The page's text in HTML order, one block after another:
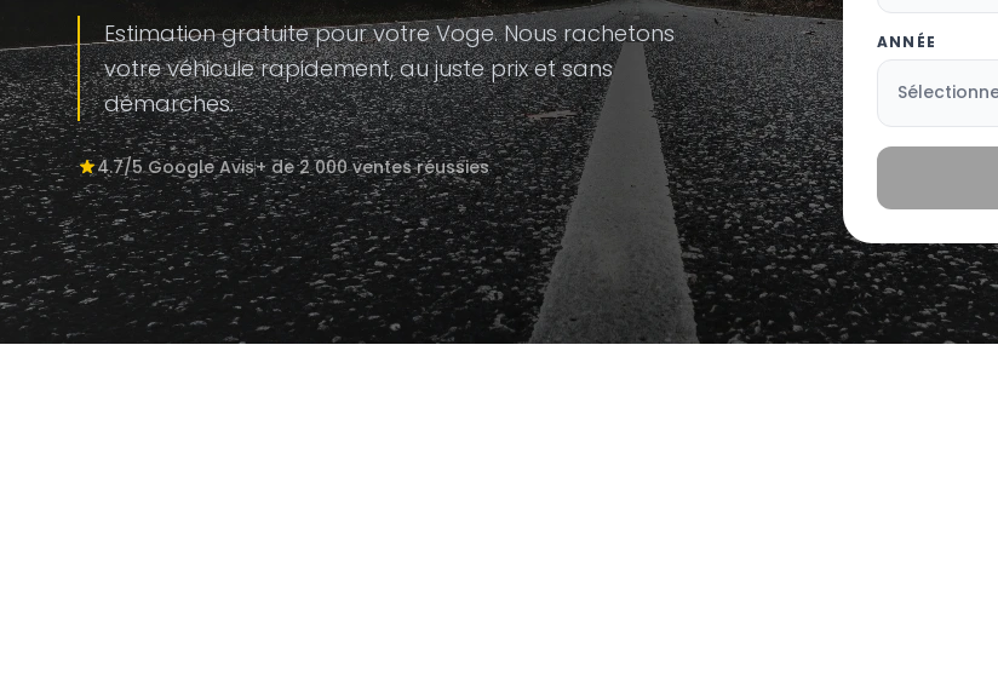
Estimation gratuite pour votre Voge. Nous rachetons
votre véhicule rapidement, au juste prix et sans
démarches.
4.7/5 Google Avis+ de 2 000 ventes réussies
ANNÉE